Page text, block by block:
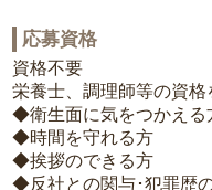
応募資格
資格不要
栄養士、調理師等の資格
◆衛生面に気をつかえる
◆時間を守れる方
◆挨拶のできる方
◆反社との関与･犯罪歴